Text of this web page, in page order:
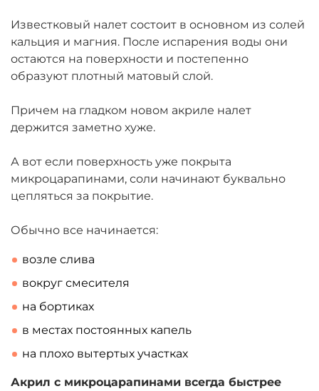
Известковый налет состоит в основном из солей
кальция и магния. После испарения воды они
остаются на поверхности и постепенно
образуют плотный матовый слой.
Причем на гладком новом акриле налет
держится заметно хуже.
А вот если поверхность уже покрыта
микроцарапинами, соли начинают буквально
цепляться за покрытие.
Обычно все начинается:
возле слива
вокруг смесителя
на бортиках
в местах постоянных капель
на плохо вытертых участках
Акрил с микроцарапинами всегда быстрее